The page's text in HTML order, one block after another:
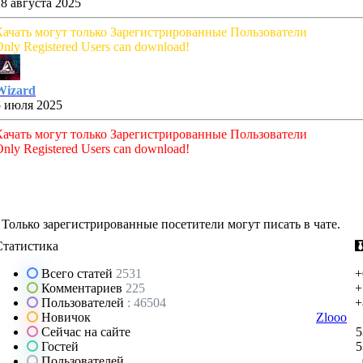
августа 2025
могут только Зарегистрированные Пользователи
Registered Users can download!
июля 2025
могут только Зарегистрированные Пользователи
Registered Users can download!
Только зарегистрированные посетители могут писать в чате.
Всего статей 2531
Комментариев 225
Пользователей : 46504
Новичок
Zlooo
Сейчас на сайте
Гостей